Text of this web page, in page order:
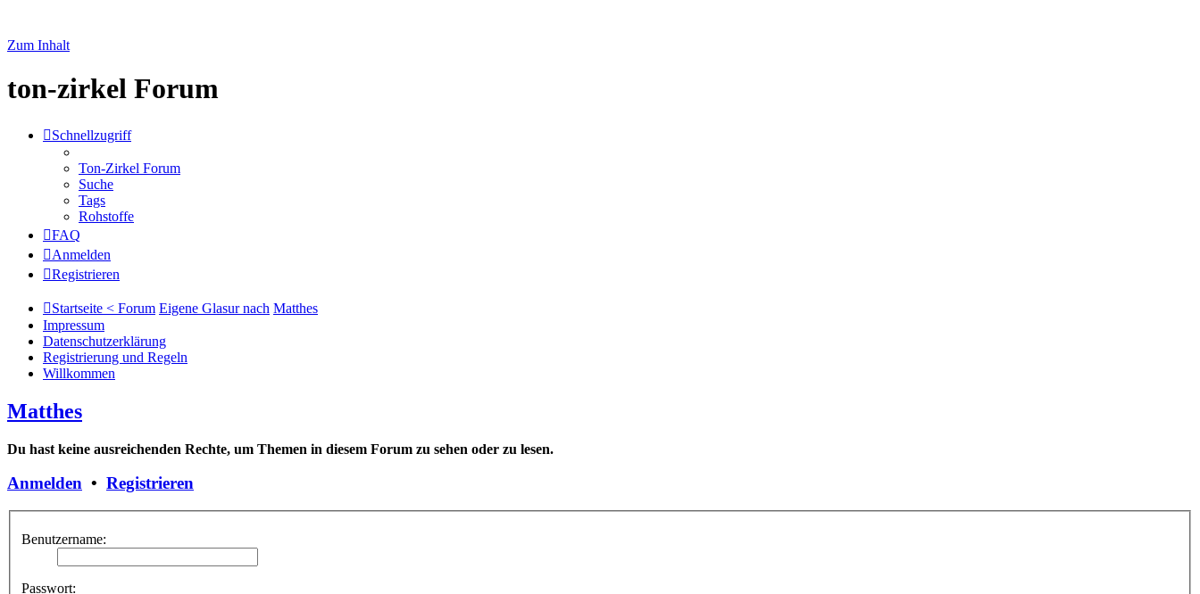
Zum Inhalt
ton-zirkel Forum
Schnellzugriff
Ton-Zirkel Forum
Suche
Tags
Rohstoffe
FAQ
Anmelden
Registrieren
Startseite < Forum Eigene Glasur nach Matthes
Impressum
Datenschutzerklärung
Registrierung und Regeln
Willkommen
Matthes
Du hast keine ausreichenden Rechte, um Themen in diesem Forum zu sehen oder zu lesen.
Anmelden • Registrieren
Benutzername:
Passwort: